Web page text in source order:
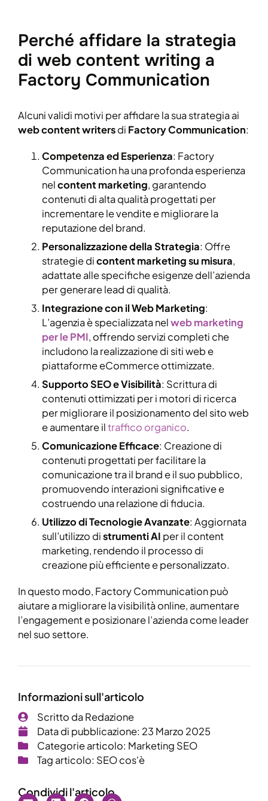
Perché affidare la strategia
di web content writing a
Factory Communication
Alcuni validi motivi per affidare la sua strategia ai
web content writersdi Factory Communication:
Competenza ed Esperienza: Factory
Communication ha una profonda esperienza
nelcontent marketing, garantendo
contenuti di alta qualità progettati per
incrementare le vendite e migliorare la
reputazione del brand.
Personalizzazione della Strategia: Offre
strategie dicontent marketing su misura,
adattate alle specifiche esigenze dell’azienda
per generare lead di qualità.
Integrazione con il Web Marketing:
L’agenzia è specializzata nelweb marketing
per le PMI, offrendo servizi completi che
includono la realizzazione di siti web e
piattaforme eCommerce ottimizzate.
Supporto SEO e Visibilità: Scrittura di
contenuti ottimizzati per i motori di ricerca
per migliorare il posizionamento del sito web
e aumentare iltraffico organico.
Comunicazione Efficace: Creazione di
contenuti progettati per facilitare la
comunicazione tra il brand e il suo pubblico,
promuovendo interazioni significative e
costruendo una relazione di fiducia.
Utilizzo di Tecnologie Avanzate: Aggiornata
sull’utilizzo distrumenti AI per il content
marketing, rendendo il processo di
creazione più efficiente e personalizzato.
In questo modo, Factory Communication può
aiutare a migliorare la visibilità online, aumentare
l’engagement e posizionare l’azienda come leader
nel suo settore.
Informazioni sull'articolo
Scritto daRedazione
Data di pubblicazione: 23 Marzo 2025
Categorie articolo: Marketing SEO
Tag articolo: SEO cos'è
Condividi l'articolo